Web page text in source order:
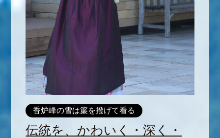
香炉峰の雪は簾を撥げて看る
伝統を、かわいく・深く・